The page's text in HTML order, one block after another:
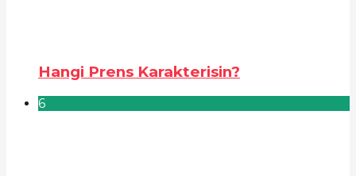
Hangi Prens Karakterisin?
6